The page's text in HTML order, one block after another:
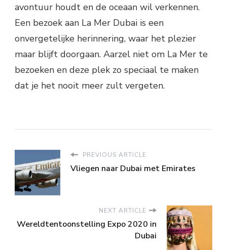
avontuur houdt en de oceaan wil verkennen.
Een bezoek aan La Mer Dubai is een
onvergetelijke herinnering, waar het plezier
maar blijft doorgaan. Aarzel niet om La Mer te
bezoeken en deze plek zo speciaal te maken
dat je het nooit meer zult vergeten.
PREVIOUS ARTICLE
Vliegen naar Dubai met Emirates
NEXT ARTICLE
Wereldtentoonstelling Expo 2020 in
Dubai